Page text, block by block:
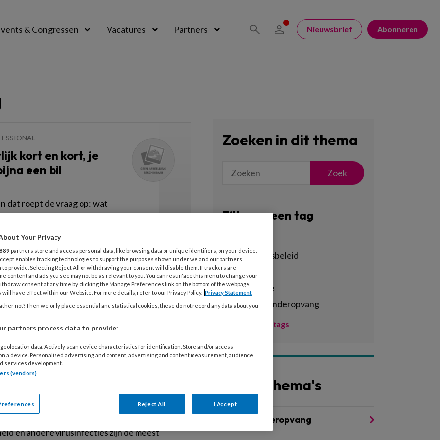
& Congressen Vacatures Partners Nieuwsbrief Abonneren
kort en kort, je
een bil
dat roept de vraag op: wat
Het antwoord op die
broekje? Nee zegt de
professioneel is. Maar
Macella, Frida en
en de uurtarieven van
2026 ACHTERGROND GEZONDHEID
in top 3
kwartaal van 2026 was het ziekteverzuim
van de kinderopvang hoog: 8,6
en andere virusinfecties zijn de meest
Zoeken in dit thema
Zoek
Filter op een tag
achterstandsbeleid
activiteiten
administratie
agrarische kinderopvang
Toon meer tags
Andere thema's
Toezicht kinderopvang
Your Privacy
889 partners store and access personal data, like browsing data or unique identifiers, on your device.
enables tracking technologies to support the purposes shown under we and our partners
to provide. Selecting Reject All or withdrawing your consent will disable them. If trackers are
content and ads you see may not be as relevant to you. You can resurface this menu to change your
consent at any time by clicking the Manage Preferences link on the bottom of the webpage.
will have effect within our Website. For more details, refer to our Privacy Policy. Privacy Statement
not? Then we only place essential and statistical cookies, these do not record any data about you
partners process data to provide:
data. Actively scan device characteristics for identification. Store and/or access
a device. Personalised advertising and content, advertising and content measurement, audience
services development.
(vendors)
Reject All I Accept